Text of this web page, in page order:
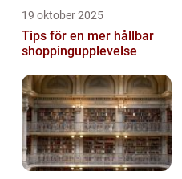
19 oktober 2025
Tips för en mer hållbar
shoppingupplevelse